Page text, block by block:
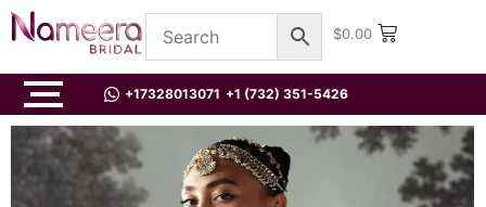
$0.00
+17328013071 +1 (732) 351-5426